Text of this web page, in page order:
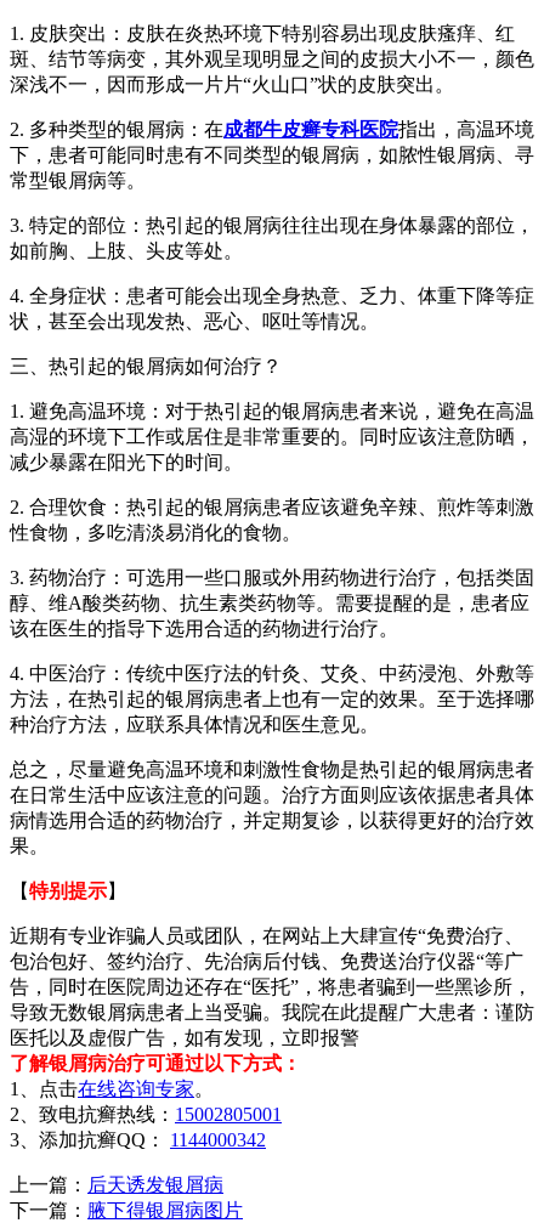
1. 皮肤突出：皮肤在炎热环境下特别容易出现皮肤瘙痒、红
斑、结节等病变，其外观呈现明显之间的皮损大小不一，颜色
深浅不一，因而形成一片片“火山口”状的皮肤突出。
2. 多种类型的银屑病：在成都牛皮癣专科医院指出，高温环境
下，患者可能同时患有不同类型的银屑病，如脓性银屑病、寻
常型银屑病等。
3. 特定的部位：热引起的银屑病往往出现在身体暴露的部位，
如前胸、上肢、头皮等处。
4. 全身症状：患者可能会出现全身热意、乏力、体重下降等症
状，甚至会出现发热、恶心、呕吐等情况。
三、热引起的银屑病如何治疗？
1. 避免高温环境：对于热引起的银屑病患者来说，避免在高温
高湿的环境下工作或居住是非常重要的。同时应该注意防晒，
减少暴露在阳光下的时间。
2. 合理饮食：热引起的银屑病患者应该避免辛辣、煎炸等刺激
性食物，多吃清淡易消化的食物。
3. 药物治疗：可选用一些口服或外用药物进行治疗，包括类固
醇、维A酸类药物、抗生素类药物等。需要提醒的是，患者应
该在医生的指导下选用合适的药物进行治疗。
4. 中医治疗：传统中医疗法的针灸、艾灸、中药浸泡、外敷等
方法，在热引起的银屑病患者上也有一定的效果。至于选择哪
种治疗方法，应联系具体情况和医生意见。
总之，尽量避免高温环境和刺激性食物是热引起的银屑病患者
在日常生活中应该注意的问题。治疗方面则应该依据患者具体
病情选用合适的药物治疗，并定期复诊，以获得更好的治疗效
果。
【特别提示】
近期有专业诈骗人员或团队，在网站上大肆宣传“免费治疗、
包治包好、签约治疗、先治病后付钱、免费送治疗仪器“等广
告，同时在医院周边还存在“医托”，将患者骗到一些黑诊所，
导致无数银屑病患者上当受骗。我院在此提醒广大患者：谨防
医托以及虚假广告，如有发现，立即报警
了解银屑病治疗可通过以下方式：
1、点击在线咨询专家。
2、致电抗癣热线： 15002805001
3、添加抗癣QQ： 1144000342
上一篇： 后天诱发银屑病
下一篇： 腋下得银屑病图片